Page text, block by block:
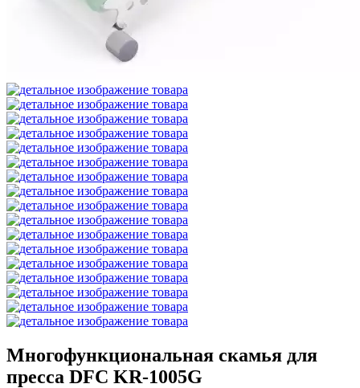
Многофункциональная скамья для
пресса DFC KR-1005G